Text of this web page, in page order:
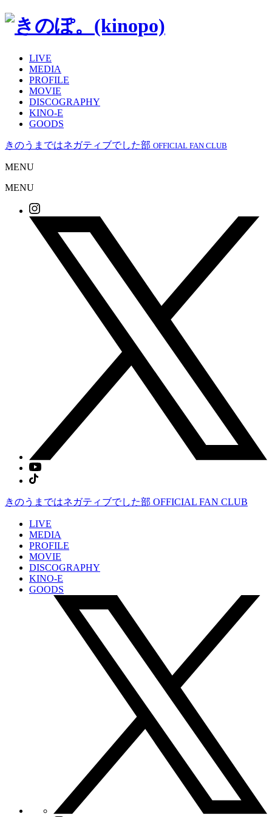
LIVE
MEDIA
PROFILE
MOVIE
DISCOGRAPHY
KINO-E
GOODS
きのうまではネガティブでした部 OFFICIAL FAN CLUB
MENU
MENU
きのうまではネガティブでした部 OFFICIAL FAN CLUB
LIVE
MEDIA
PROFILE
MOVIE
DISCOGRAPHY
KINO-E
GOODS